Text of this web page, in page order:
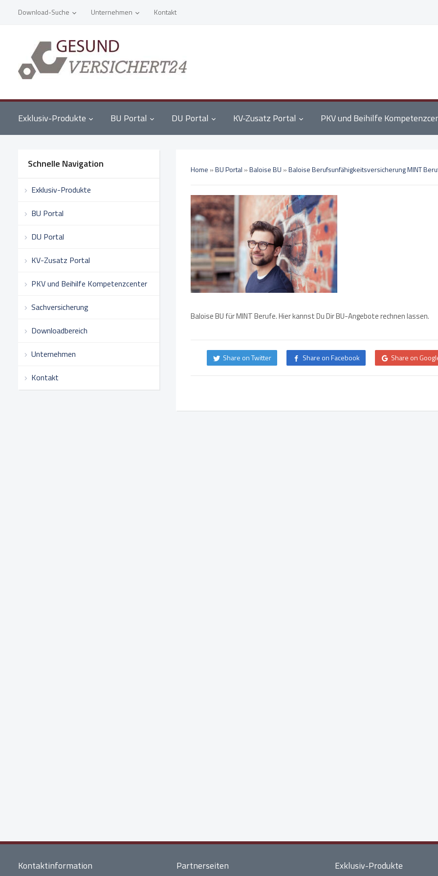
Download-Suche Unternehmen Kontakt
Exklusiv-Produkte BU Portal DU Portal KV-Zusatz Portal PKV und Beihilfe
Schnelle Navigation
Exklusiv-Produkte
BU Portal
DU Portal
KV-Zusatz Portal
PKV und Beihilfe Kompetenzcenter
Sachversicherung
Downloadbereich
Unternehmen
Kontakt
Home »BU Portal »Baloise BU »Baloise Berufsunfähigkeitsversicherung MINT
Baloise BU für MINT Berufe. Hier kannst Du Dir BU-Angebote rechnen lassen.
Share on Twitter Share on Facebook Share on
Kontaktinformation Partnerseiten Exklusiv-Produkte